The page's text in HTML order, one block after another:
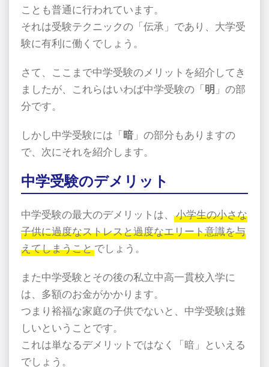
ことも普通に行われています。
それは受験テクニックの「伝承」であり、大学受
験に有利に働くでしょう。
さて、ここまで中学受験のメリットを紹介してき
ましたが、これらはいわば中学受験の「 明 」の部
分です。
しかし中学受験には「 暗 」の部分もありますの
で、次にそれを紹介します。
中学受験のデメリット
中学受験の最大のデメリットは、
小学生の小さな
子供に過度なストレスと過度なエリート意識を与
えてしまうこと でしょう。
また中学受験とその後の私立中高一貫校入学に
は、多額のお金がかかります。
つまり裕福な家庭の子供でないと、中学受験は難
しいということです。
これは単なるデメリットではなく「暗」といえる
でしょう。